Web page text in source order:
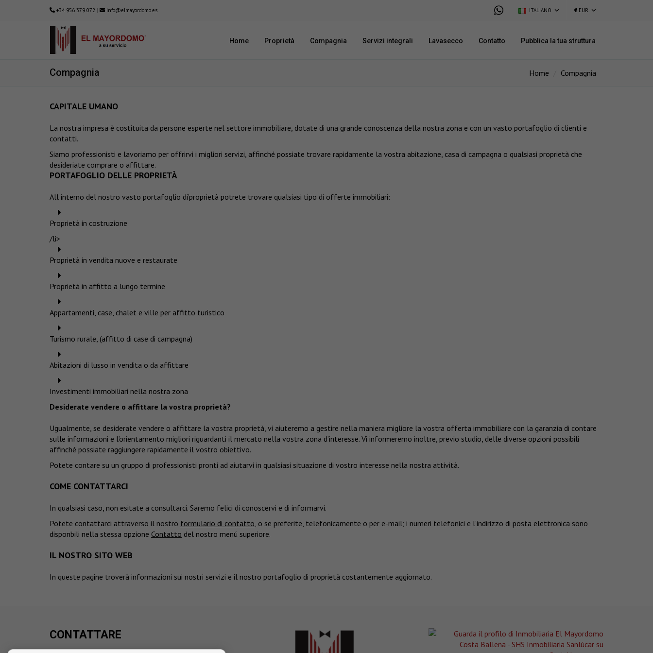
+34 956 379 072 | info@elmayordomo.es ITALIANO € EUR
Home Proprietà Compagnia Servizi integrali Lavasecco Contatto Pubblica la tua struttura
Compagnia Home Compagnia
CAPITALE UMANO
La nostra impresa è costituita da persone esperte nel settore immobiliare, dotate di una grande conoscenza della nostra zona e con un vasto portafoglio di clienti e
contatti.
Siamo professionisti e lavoriamo per offrirvi i migliori servizi, affinché possiate trovare rapidamente la vostra abitazione, casa di campagna o qualsiasi proprietà che
desideriate comprare o affittare.
PORTAFOGLIO DELLE PROPRIETÀ
All interno del nostro vasto portafoglio di’proprietà potrete trovare qualsiasi tipo di offerte immobiliari:
Proprietà in costruzione
/li>
Proprietà in vendita nuove e restaurate
Proprietà in affitto a lungo termine
Appartamenti, case, chalet e ville per affitto turistico
Turismo rurale, (affitto di case di campagna)
Abitazioni di lusso in vendita o da affittare
Investimenti immobiliari nella nostra zona
Desiderate vendere o affittare la vostra proprietà?
Ugualmente, se desiderate vendere o affittare la vostra proprietà, vi aiuteremo a gestire nella maniera migliore la vostra offerta immobiliare con la garanzia di contare
sulle informazioni e l’orientamento migliori riguardanti il mercato nella vostra zona d’interesse. Vi informeremo inoltre, previo studio, delle diverse opzioni possibili
affinché possiate raggiungere rapidamente il vostro obiettivo.
Potete contare su un gruppo di professionisti pronti ad aiutarvi in qualsiasi situazione di vostro interesse nella nostra attività.
COME CONTATTARCI
In qualsiasi caso, non esitate a consultarci. Saremo felici di conoscervi e di informarvi.
Potete contattarci attraverso il nostro formulario di contatto, o se preferite, telefonicamente o per e-mail; i numeri telefonici e l’indirizzo di posta elettronica sono
disponbili nella stessa opzione Contatto del nostro menú superiore.
IL NOSTRO SITO WEB
In queste pagine troverà informazioni sui nostri servizi e il nostro portafoglio di proprietà costantemente aggiornato.
CONTATTARE